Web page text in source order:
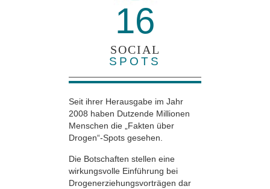
16
SOCIAL
SPOTS
Seit ihrer Herausgabe im Jahr
2008 haben Dutzende Millionen
Menschen die „Fakten über
Drogen“-Spots gesehen.
Die Botschaften stellen eine
wirkungsvolle Einführung bei
Drogenerziehungsvorträgen dar